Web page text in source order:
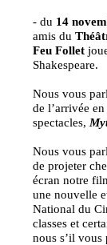
- du 14
amis du
Feu Follet
Shakespeare.
Nous vous
de l’arrivée
spectacles,
Nous vous
de projeter
écran notre
une nouvelle
National du
classes et
nous s’il vous